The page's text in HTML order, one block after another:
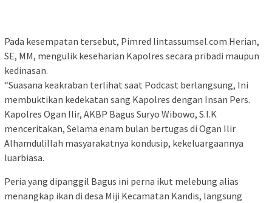
Pada kesempatan tersebut, Pimred lintassumsel.com Herian,
SE, MM, mengulik keseharian Kapolres secara pribadi maupun
kedinasan.
“Suasana keakraban terlihat saat Podcast berlangsung, Ini
membuktikan kedekatan sang Kapolres dengan Insan Pers.
Kapolres Ogan Ilir, AKBP Bagus Suryo Wibowo, S.I.K
menceritakan, Selama enam bulan bertugas di Ogan Ilir
Alhamdulillah masyarakatnya kondusip, kekeluargaannya
luarbiasa.
Peria yang dipanggil Bagus ini perna ikut melebung alias
menangkap ikan di desa Miji Kecamatan Kandis, langsung